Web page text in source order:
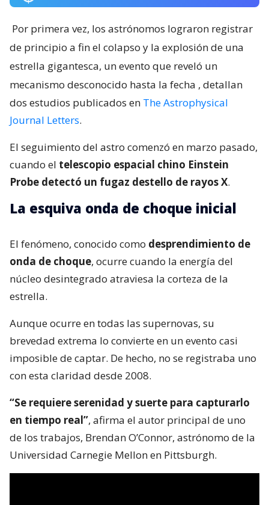
Por primera vez, los astrónomos lograron registrar
de principio a fin el colapso y la explosión de una
estrella gigantesca, un evento que reveló un
mecanismo desconocido hasta la fecha , detallan
dos estudios publicados en The Astrophysical
Journal Letters.
El seguimiento del astro comenzó en marzo pasado,
cuando el telescopio espacial chino Einstein
Probe detectó un fugaz destello de rayos X.
La esquiva onda de choque inicial
El fenómeno, conocido como desprendimiento de
onda de choque, ocurre cuando la energía del
núcleo desintegrado atraviesa la corteza de la
estrella.
Aunque ocurre en todas las supernovas, su
brevedad extrema lo convierte en un evento casi
imposible de captar. De hecho, no se registraba uno
con esta claridad desde 2008.
“Se requiere serenidad y suerte para capturarlo
en tiempo real”, afirma el autor principal de uno
de los trabajos, Brendan O’Connor, astrónomo de la
Universidad Carnegie Mellon en Pittsburgh.